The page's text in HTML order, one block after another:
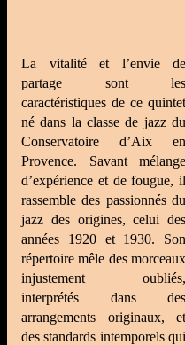
La vitalité et l’envie de
partage sont les
caractéristiques de ce quintet
né dans la classe de jazz du
Conservatoire d’Aix en
Provence. Savant mélange
d’expérience et de fougue, il
rassemble des passionnés du
jazz des origines, celui des
années 1920 et 1930. Son
répertoire mêle des morceaux
injustement oubliés,
interprétés dans des
arrangements originaux, et
des standards intemporels qui